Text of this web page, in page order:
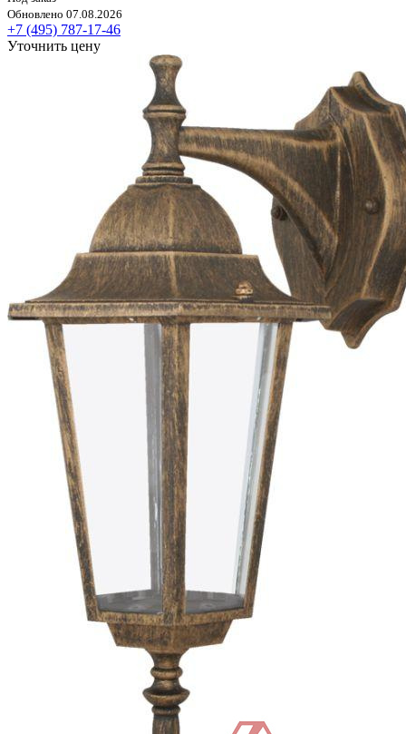
Обновлено 07.08.2026
+7 (495) 787-17-46
Уточнить цену